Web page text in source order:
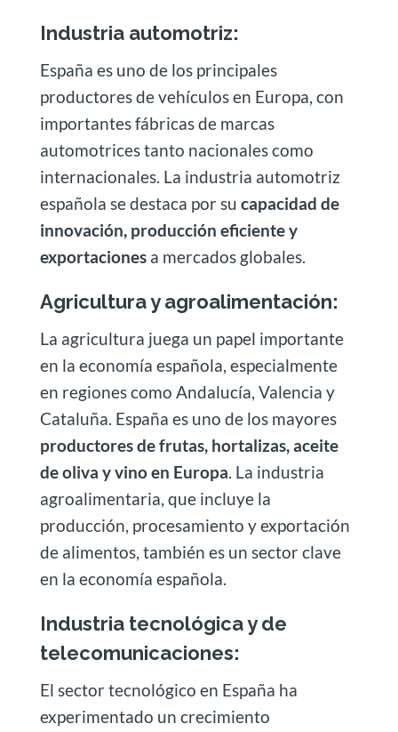
Industria automotriz:
España es uno de los principales
productores de vehículos en Europa, con
importantes fábricas de marcas
automotrices tanto nacionales como
internacionales. La industria automotriz
española se destaca por su capacidad de
innovación, producción eficiente y
exportacionesa mercados globales.
Agricultura y agroalimentación:
La agricultura juega un papel importante
en la economía española, especialmente
en regiones como Andalucía, Valencia y
Cataluña. España es uno de los mayores
productores de frutas, hortalizas, aceite
de oliva y vino en Europa. La industria
agroalimentaria, que incluye la
producción, procesamiento y exportación
de alimentos, también es un sector clave
en la economía española.
Industria tecnológica y de
telecomunicaciones:
El sector tecnológico en España ha
experimentado un crecimiento